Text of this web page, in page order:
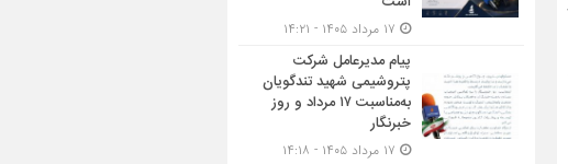
پیام مدیرعامل شرکت
پتروشیمی شهید تندگویان
به‌مناسبت ۱۷ مرداد و روز
خبرنگار